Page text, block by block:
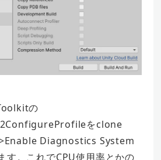
の
をclone
Diagnostics System
す。これでCPU使用率とかの